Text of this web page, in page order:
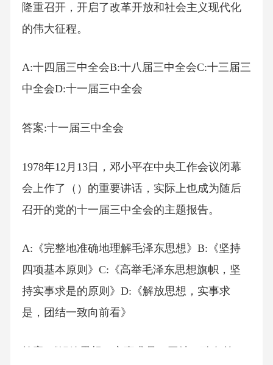
隆重召开，开启了改革开放和社会主义现代化
的伟大征程。
A:十四届三中全会B:十八届三中全会C:十三届三
中全会D:十一届三中全会
答案:十一届三中全会
1978年12月13日，邓小平在中央工作会议闭幕
会上作了（）的重要讲话，实际上也成为随后
召开的党的十一届三中全会的主题报告。
A:《完整地准确地理解毛泽东思想》B:《坚持
四项基本原则》C:《高举毛泽东思想旗帜，坚
持实事求是的原则》D:《解放思想，实事求
是，团结一致向前看》
答案:《解放思想，实事求是，团结一致向前